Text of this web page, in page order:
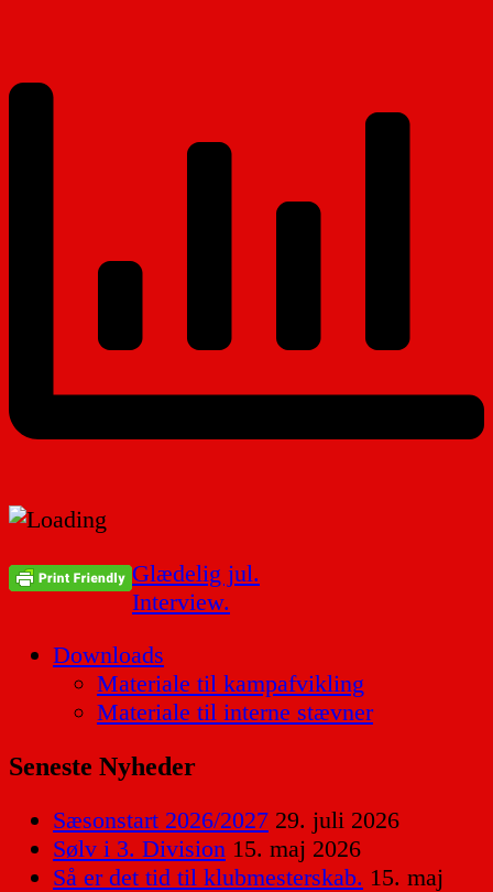
Indlægsnavigation
Glædelig jul.
Interview.
Downloads
Materiale til kampafvikling
Materiale til interne stævner
Seneste Nyheder
Sæsonstart 2026/2027 29. juli 2026
Sølv i 3. Division 15. maj 2026
Så er det tid til klubmesterskab. 15. maj